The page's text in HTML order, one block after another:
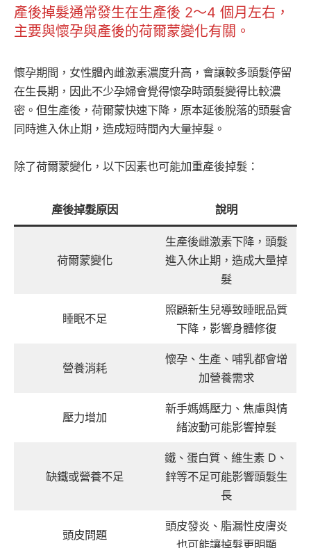
產後掉髮通常發生在生產後 2～4 個月左右，
主要與懷孕與產後的荷爾蒙變化有關。
懷孕期間，女性體內雌激素濃度升高，會讓較多頭髮停留
在生長期，因此不少孕婦會覺得懷孕時頭髮變得比較濃
密。但生產後，荷爾蒙快速下降，原本延後脫落的頭髮會
同時進入休止期，造成短時間內大量掉髮。
除了荷爾蒙變化，以下因素也可能加重產後掉髮：
產後掉髮原因 說明
荷爾蒙變化
生產後雌激素下降，頭髮
進入休止期，造成大量掉
髮
睡眠不足
照顧新生兒導致睡眠品質
下降，影響身體修復
營養消耗
懷孕、生產、哺乳都會增
加營養需求
壓力增加
新手媽媽壓力、焦慮與情
緒波動可能影響掉髮
缺鐵或營養不足
鐵、蛋白質、維生素 D、
鋅等不足可能影響頭髮生
長
頭皮問題
頭皮發炎、脂漏性皮膚炎
也可能讓掉髮更明顯